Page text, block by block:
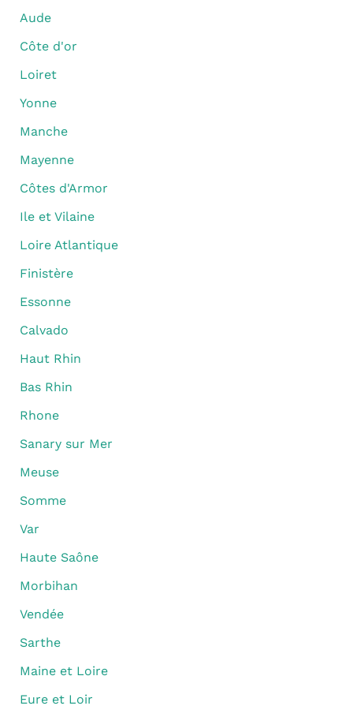
Aude
Côte d'or
Loiret
Yonne
Manche
Mayenne
Côtes d'Armor
Ile et Vilaine
Loire Atlantique
Finistère
Essonne
Calvado
Haut Rhin
Bas Rhin
Rhone
Sanary sur Mer
Meuse
Somme
Var
Haute Saône
Morbihan
Vendée
Sarthe
Maine et Loire
Eure et Loir